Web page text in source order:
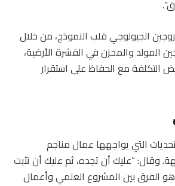
الجيولوجي قلب النموذج، من خلال
المولد والمخزن في القشرة الأرضية،
مع الحفاظ على استقرار
التي يواجهها عمال مناجم
وقال: “عليك أن تجده، ثم عليك أن تثبت
الفرق بين المشروع العلمي وأعمال